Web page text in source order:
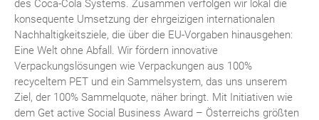
des Coca-Cola Systems. Zusammen verfolgen wir lokal die
konsequente Umsetzung der ehrgeizigen internationalen
Nachhaltigkeitsziele, die über die EU-Vorgaben hinausgehen:
Eine Welt ohne Abfall. Wir fördern innovative
Verpackungslösungen wie Verpackungen aus 100%
recyceltem PET und ein Sammelsystem, das uns unserem
Ziel, der 100% Sammelquote, näher bringt. Mit Initiativen wie
dem Get active Social Business Award – Österreichs größten